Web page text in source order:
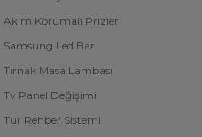
Akım Korumalı Prizler
Samsung Led Bar
Tırnak Masa Lambası
Tv Panel Değişimi
Tur Rehber Sistemi